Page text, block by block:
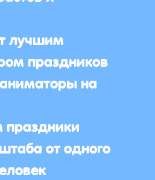
лучшим
праздников
на
от одного